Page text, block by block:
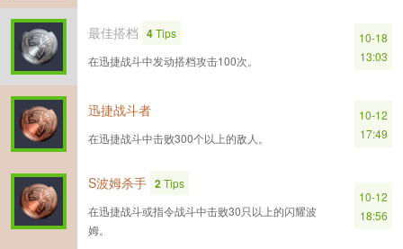
最佳搭档 4Tips
在迅捷战斗中发动搭档攻击100次。
10-18
13:03
迅捷战斗者
在迅捷战斗中击败300个以上的敌人。
10-12
17:49
S波姆杀手 2Tips
在迅捷战斗或指令战斗中击败30只以上的闪耀波
姆。
10-12
18:56